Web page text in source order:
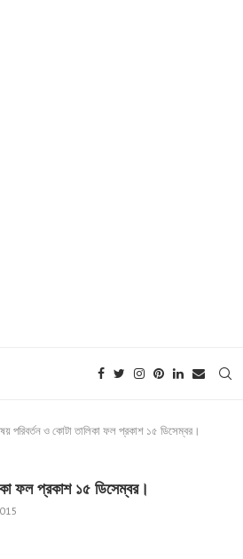
পরিবর্তন ও কোটা তালিকা ফল প্রকাশ ১৫ ডিসেম্বর।
ফল প্রকাশ ১৫ ডিসেম্বর।